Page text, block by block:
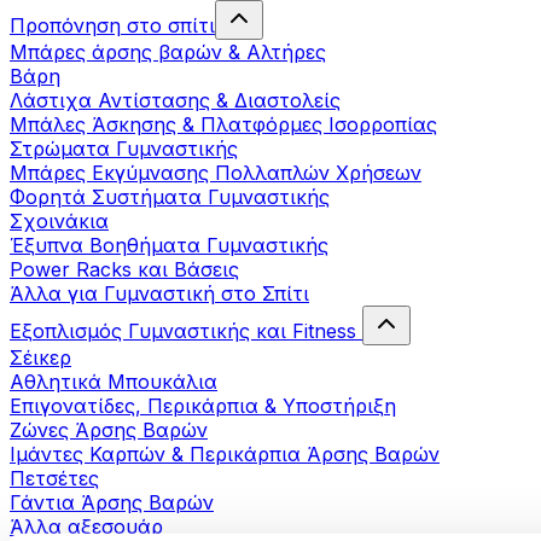
Προπόνηση στο σπίτι
Μπάρες άρσης βαρών & Αλτήρες
Βάρη
Λάστιχα Αντίστασης & Διαστολείς
Μπάλες Άσκησης & Πλατφόρμες Ισορροπίας
Στρώματα Γυμναστικής
Μπάρες Εκγύμνασης Πολλαπλών Χρήσεων
Φορητά Συστήματα Γυμναστικής
Σχοινάκια
Έξυπνα Βοηθήματα Γυμναστικής
Power Racks και Βάσεις
Άλλα για Γυμναστική στο Σπίτι
Εξοπλισμός Γυμναστικής και Fitness
Σέικερ
Αθλητικά Μπουκάλια
Επιγονατίδες, Περικάρπια & Υποστήριξη
Ζώνες Άρσης Βαρών
Ιμάντες Καρπών & Περικάρπια Άρσης Βαρών
Πετσέτες
Γάντια Άρσης Βαρών
Άλλα αξεσουάρ